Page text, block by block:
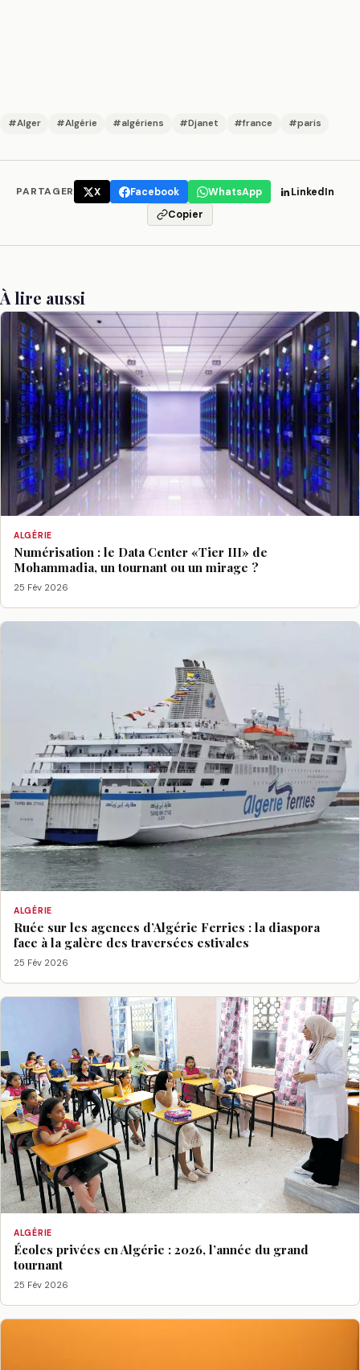
#Alger #Algérie #algériens #Djanet #france #paris
PARTAGER X Facebook WhatsApp
LinkedIn
Copier
À lire aussi
ALGÉRIE
Numérisation : le Data Center «Tier III» de
Mohammadia, un tournant ou un mirage ?
25 Fév 2026
ALGÉRIE
Ruée sur les agences d’Algérie Ferries : la diaspora
face à la galère des traversées estivales
25 Fév 2026
ALGÉRIE
Écoles privées en Algérie : 2026, l’année du grand
tournant
25 Fév 2026